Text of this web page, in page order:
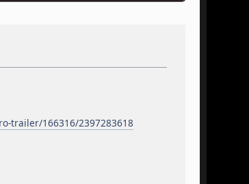
trailer/166316/2397283618